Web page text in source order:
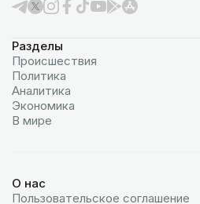
Разделы
Происшествия
Политика
Аналитика
Экономика
В мире
О нас
Пользовательское соглашение